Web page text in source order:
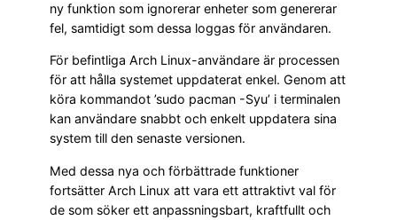
ny funktion som ignorerar enheter som genererar
fel, samtidigt som dessa loggas för användaren.
För befintliga Arch Linux-användare är processen
för att hålla systemet uppdaterat enkel. Genom att
köra kommandot ’sudo pacman -Syu’ i terminalen
kan användare snabbt och enkelt uppdatera sina
system till den senaste versionen.
Med dessa nya och förbättrade funktioner
fortsätter Arch Linux att vara ett attraktivt val för
de som söker ett anpassningsbart, kraftfullt och